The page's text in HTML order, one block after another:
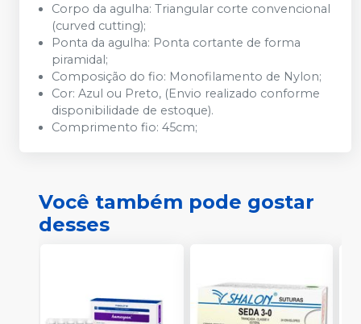
Corpo da agulha: Triangular corte convencional
(curved cutting);
Ponta da agulha: Ponta cortante de forma
piramidal;
Composição do fio: Monofilamento de Nylon;
Cor: Azul ou Preto, (Envio realizado conforme
disponibilidade de estoque).
Comprimento fio: 45cm;
Você também pode gostar
desses